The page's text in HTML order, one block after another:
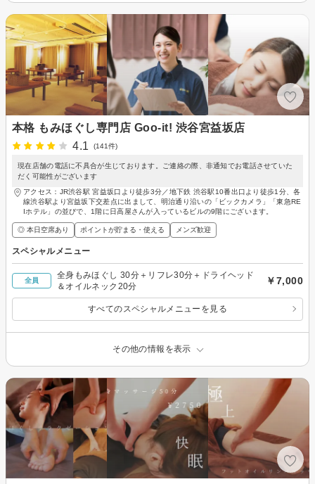
本格 もみほぐし専門店 Goo-it! 渋谷宮益坂店
4.1
(141件)
現在店舗の電話に不具合が生じております。ご連絡の際、非通知でお電話させていた
だく可能性がございます
アクセス：JR渋谷駅 宮益坂口より徒歩3分／地下鉄 渋谷駅10番出口より徒歩1分、各
線渋谷駅より宮益坂下交差点に出まして、明治通り沿いの「ビックカメラ」「東急RE
Iホテル」の並びで、1階に日高屋さんが入っているビルの9階にございます。
◎ 本日空席あり ポイントが貯まる・使える メンズ歓迎
スペシャルメニュー
全員
全身もみほぐし 30分＋リフレ30分＋ドライヘッド
＆オイルネック20分
￥7,000
すべてのスペシャルメニューを見る
その他の情報を表示